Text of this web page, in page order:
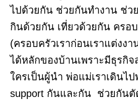
ไปด้วยกัน ช่วยกันทำงาน ช่ว
กินด้วยกัน เที่ยวด้วยกัน ครอ
(ครอบครัวเราก่อนเราแต่งงา
ได้หลักของบ้านเพราะมีธุรกิ
ใครเป็นผู้นำ พ่อแม่เราเดินไ
support กันและกัน ช่วยกันตั